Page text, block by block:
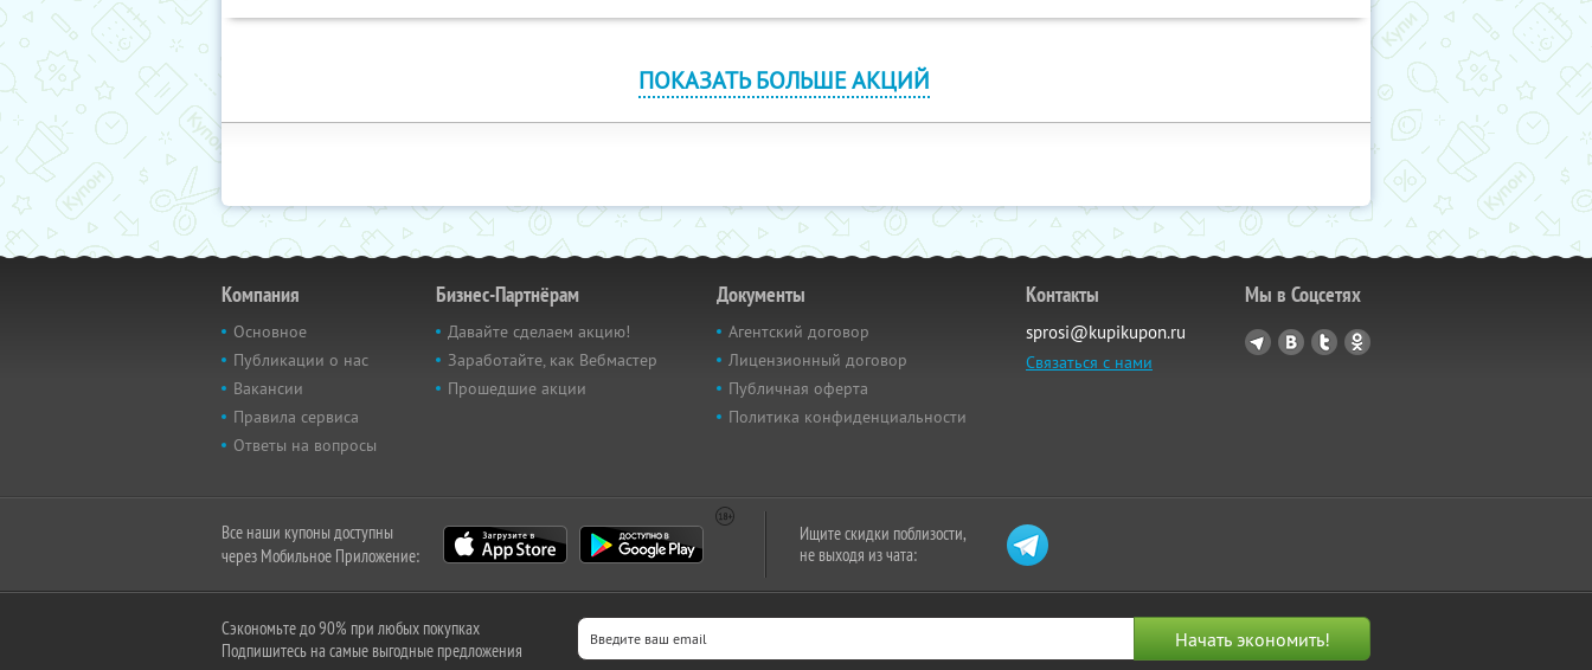
ПОКАЗАТЬ БОЛЬШЕ АКЦИЙ
Компания
Основное
Публикации о нас
Вакансии
Правила сервиса
Ответы на вопросы
Бизнес-Партнёрам
Давайте сделаем акцию!
Заработайте, как Вебмастер
Прошедшие акции
Документы
Агентский договор
Лицензионный договор
Публичная оферта
Политика конфиденциальности
Контакты
sprosi@kupikupon.ru
Связаться с нами
Мы в Соцсетях
Все наши купоны доступны
через Мобильное Приложение:
Ищите скидки поблизости,
не выходя из чата:
Сэкономьте до 90% при любых покупках
Подпишитесь на самые выгодные предложения